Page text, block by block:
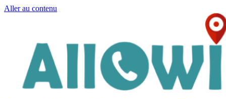
Aller au contenu